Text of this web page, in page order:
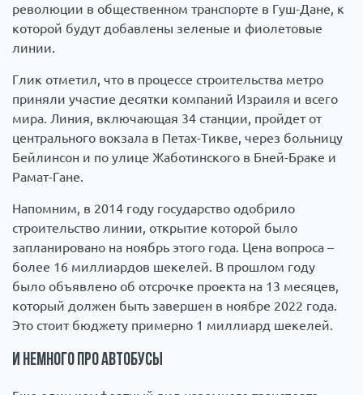
революции в общественном транспорте в Гуш-Дане, к
которой будут добавлены зеленые и фиолетовые
линии.
Глик отметил, что в процессе строительства метро
приняли участие десятки компаний Израиля и всего
мира. Линия, включающая 34 станции, пройдет от
центрального вокзала в Петах-Тикве, через больницу
Бейлинсон и по улице Жаботинского в Бней-Браке и
Рамат-Гане.
Напомним, в 2014 году государство одобрило
строительство линии, открытие которой было
запланировано на ноябрь этого года. Цена вопроса –
более 16 миллиардов шекелей. В прошлом году
было объявлено об отсрочке проекта на 13 месяцев,
который должен быть завершен в ноябре 2022 года.
Это стоит бюджету примерно 1 миллиард шекелей.
И немного про автобусы